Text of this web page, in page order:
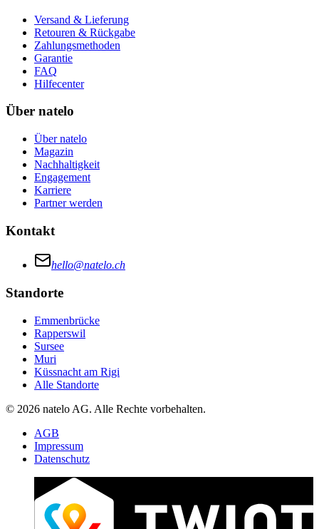
Versand & Lieferung
Retouren & Rückgabe
Zahlungsmethoden
Garantie
FAQ
Hilfecenter
Über natelo
Über natelo
Magazin
Nachhaltigkeit
Engagement
Karriere
Partner werden
Kontakt
hello@natelo.ch
Standorte
Emmenbrücke
Rapperswil
Sursee
Muri
Küssnacht am Rigi
Alle Standorte
© 2026 natelo AG. Alle Rechte vorbehalten.
AGB
Impressum
Datenschutz